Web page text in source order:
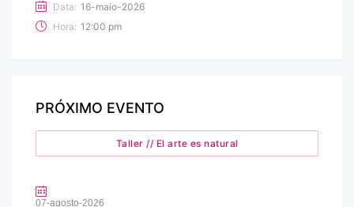
Data: 16-maio-2026
Hora: 12:00 pm
PRÓXIMO EVENTO
Taller // El arte es natural
07-agosto-2026